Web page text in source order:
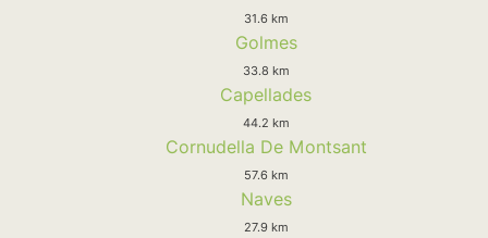
31.6 km
Golmes
33.8 km
Capellades
44.2 km
Cornudella De Montsant
57.6 km
Naves
27.9 km